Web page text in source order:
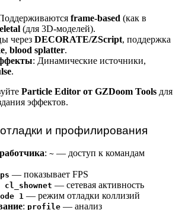
frame-based (как в
(для 3D-моделей).
через DECORATE/ZScript, поддержка
, blood splatter.
: Динамические источники,
.
Particle Editor от GZDoom Tools для
эффектов.
и профилирования
: ~ — доступ к командам
— показывает FPS
— сетевая активность
1 — режим отладки коллизий
: profile — анализ